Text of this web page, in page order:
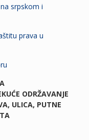
srpskom i
prava u
ODRŽAVANJE
ULICA, PUTNE